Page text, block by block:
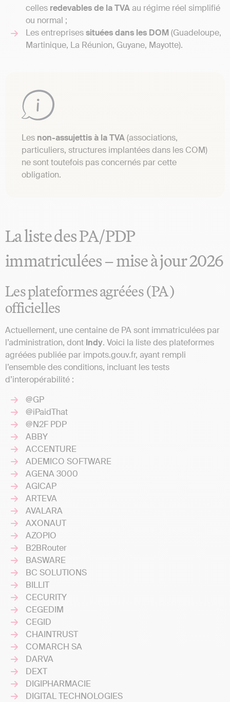
celles redevables de la TVAau régime réel simplifié
ou normal ;
Les entreprisessituées dans les DOM(Guadeloupe,
Martinique, La Réunion, Guyane, Mayotte).
Les non-assujettis à la TVA(associations,
particuliers, structures implantées dans les COM)
ne sont toutefois pas concernés par cette
obligation.
La liste des PA/PDP
immatriculées – mise à jour 2026
Les plateformes agréées (PA)
officielles
Actuellement, une centaine de PA sont immatriculées par
l’administration, dont Indy. Voici la liste des plateformes
agréées publiée par impots.gouv.fr, ayant rempli
l’ensemble des conditions, incluant les tests
d’interopérabilité :
@GP
@iPaidThat
@N2F PDP
ABBY
ACCENTURE
ADEMICO SOFTWARE
AGENA 3000
AGICAP
ARTEVA
AVALARA
AXONAUT
AZOPIO
B2BRouter
BASWARE
BC SOLUTIONS
BILLIT
CECURITY
CEGEDIM
CEGID
CHAINTRUST
COMARCH SA
DARVA
DEXT
DIGIPHARMACIE
DIGITAL TECHNOLOGIES